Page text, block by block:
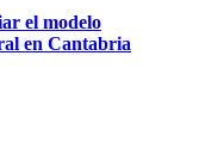
el modelo
en Cantabria